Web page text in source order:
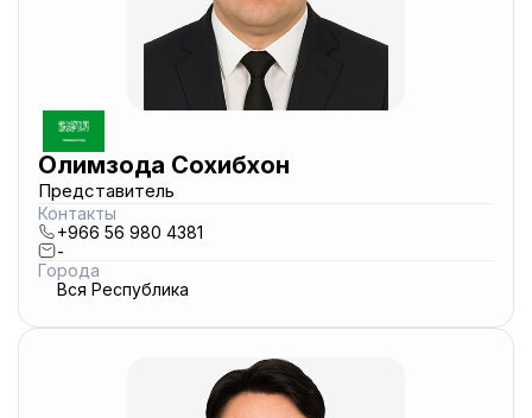
Олимзода Сохибхон
Представитель
Контакты
+966 56 980 4381
-
Города
Вся Республика